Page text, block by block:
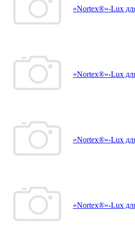
«Nortex®»-Lux
«Nortex®»-Lux
«Nortex®»-Lux
«Nortex®»-Lux